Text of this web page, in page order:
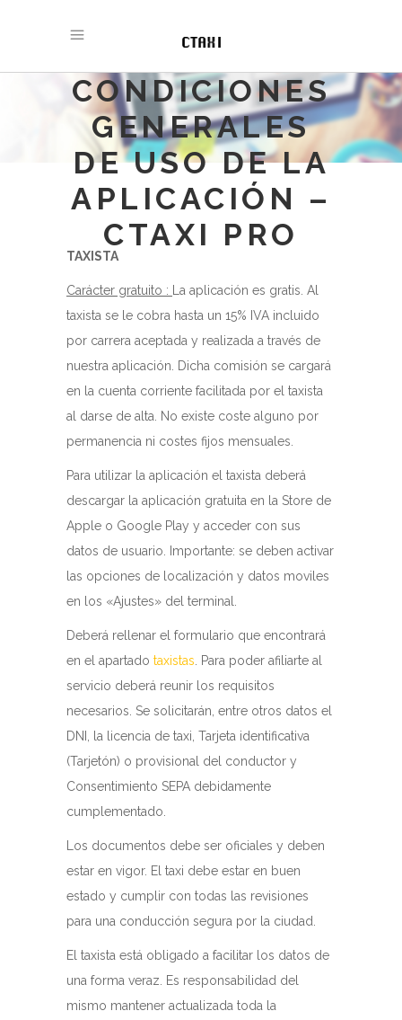
CONDICIONES
GENERALES
DE USO DE LA
APLICACIÓN –
CTAXI PRO
TAXISTA
Carácter gratuito :
La aplicación es gratis. Al
taxista se le cobra hasta un 15% IVA incluido
por carrera aceptada y realizada a través de
nuestra aplicación. Dicha comisión se cargará
en la cuenta corriente facilitada por el taxista
al darse de alta. No existe coste alguno por
permanencia ni costes fijos mensuales.
Para utilizar la aplicación el taxista deberá
descargar la aplicación gratuita en la Store de
Apple o Google Play y acceder con sus
datos de usuario. Importante: se deben activar
las opciones de localización y datos moviles
en los «Ajustes» del terminal.
Deberá rellenar el formulario que encontrará
en el apartado taxistas . Para poder afiliarte al
servicio deberá reunir los requisitos
necesarios. Se solicitarán, entre otros datos el
DNI, la licencia de taxi, Tarjeta identificativa
(Tarjetón) o provisional del conductor y
Consentimiento SEPA debidamente
cumplementado.
Los documentos debe ser oficiales y deben
estar en vigor. El taxi debe estar en buen
estado y cumplir con todas las revisiones
para una conducción segura por la ciudad.
El taxista está obligado a facilitar los datos de
una forma veraz. Es responsabilidad del
mismo mantener actualizada toda la